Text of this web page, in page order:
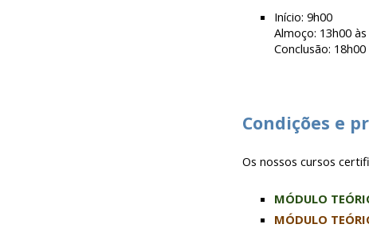
Início: 9h00
Almoço: 13h00
Conclusão: 18h00
Condições e
Os nossos cursos
MÓDULO
MÓDULO